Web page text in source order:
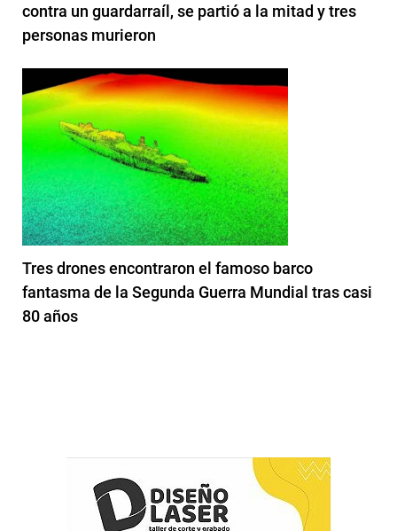
contra un guardarraíl, se partió a la mitad y tres
personas murieron
Tres drones encontraron el famoso barco
fantasma de la Segunda Guerra Mundial tras casi
80 años